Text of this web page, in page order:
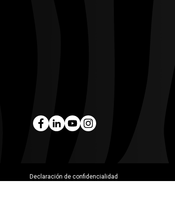
Declaración de confidencialidad